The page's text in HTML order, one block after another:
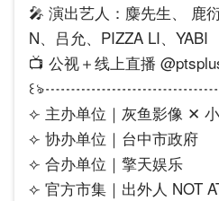
🎤 演出艺人：麋先生、 鹿
N、吕允、PIZZA LI、YABI
📺 公视＋线上直播
꒰ঌ┈┈┈┈┈┈┈┈┈┈┈┈
⟣ 主办单位｜灰鱼影像 ✕
⟣ 协办单位｜台中市政府
⟣ 合办单位｜擎天娱乐
⟣ 官方市集｜出外人 NOT